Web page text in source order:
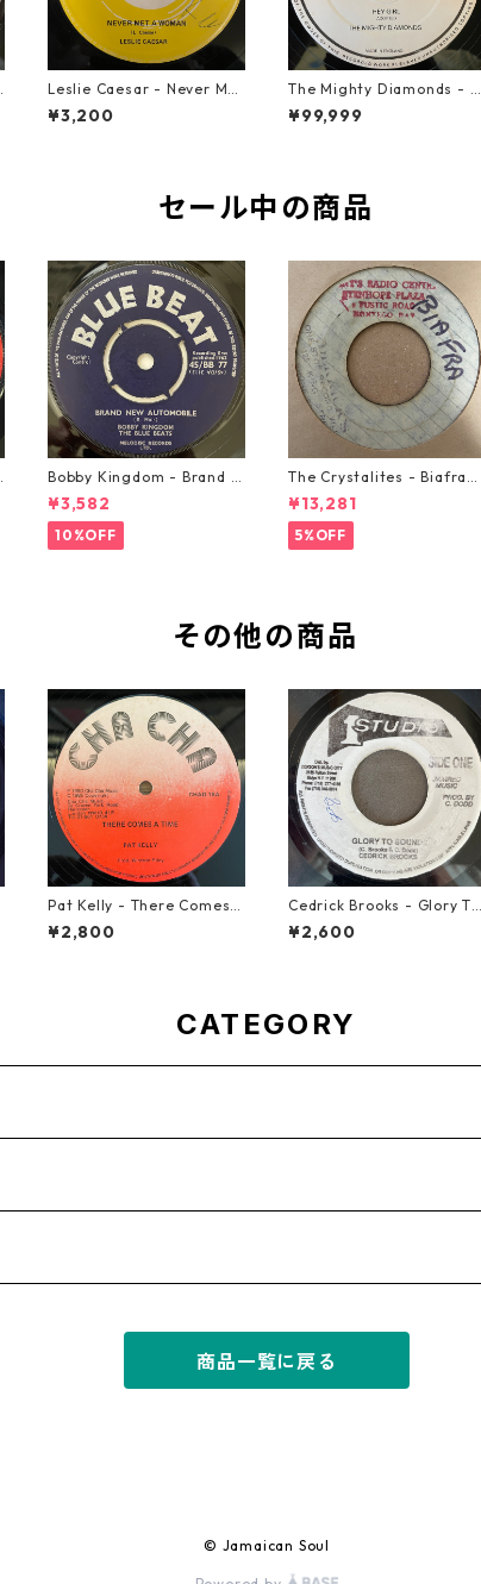
Leslie Caesar - Never Met
A Woman【12-50067】
¥3,200
The Mighty Diamonds - H
ey Girl【12-50053】
¥99,999
セール中の商品
Bobby Kingdom - Brand N
ew Automobile【7-2088
9】
¥3,582
10%OFF
The Crystalites - Biafra
【7-21293】
¥13,281
5%OFF
その他の商品
Pat Kelly - There Comes A
Time【12-50057】
¥2,800
Cedrick Brooks - Glory To
Sounds【7-21786】
¥2,600
CATEGORY
商品一覧に戻る
© Jamaican Soul